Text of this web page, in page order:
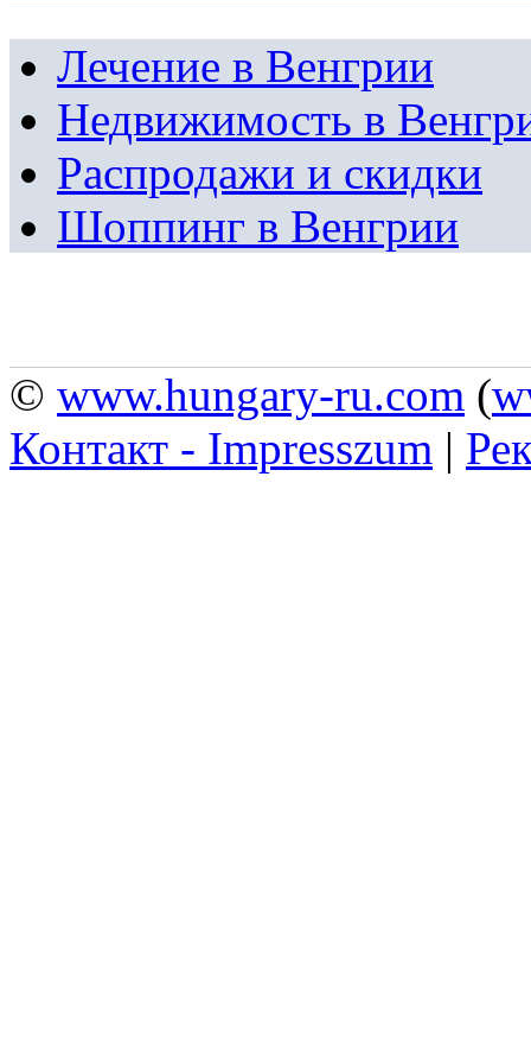
Лечение в Венгрии
Недвижимость в
Распродажи и скидки
Шоппинг в Венгрии
© www.hungary-ru.com (
Контакт - Impresszum |